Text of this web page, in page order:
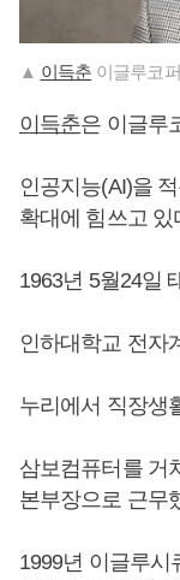
▲ 이득춘 이글루코
이득춘은 이글루
인공지능(AI)을
확대에 힘쓰고 있
1963년 5월24일
인하대학교 전자
누리에서 직장생
삼보컴퓨터를 거
본부장으로 근무
1999년 이글루시